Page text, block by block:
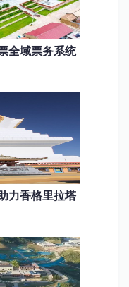
全域票务系统
力香格里拉塔